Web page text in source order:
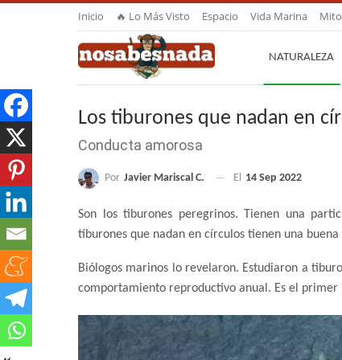
Inicio 🔥 Lo Más Visto Espacio Vida Marina
NATURALEZA
Los tiburones que nadan en
Conducta amorosa
Por Javier Mariscal C. El 14 Sep 2022
Son los tiburones peregrinos. Tienen una
tiburones que nadan en círculos tienen una
Biólogos marinos lo revelaron. Estudiaron a
comportamiento reproductivo anual. Es el